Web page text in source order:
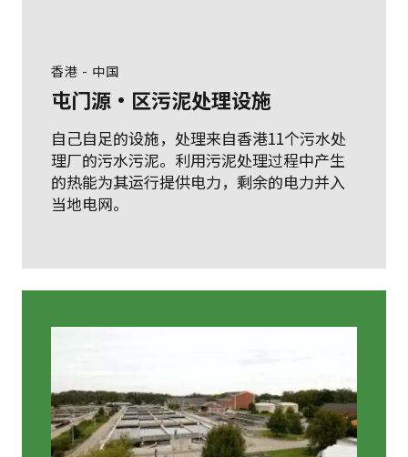
香港 - 中国
屯门源·区污泥处理设施
自己自足的设施，处理来自香港11个污水处
理厂的污水污泥。利用污泥处理过程中产生
的热能为其运行提供电力，剩余的电力并入
当地电网。